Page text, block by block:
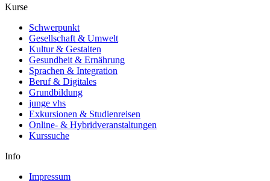
Kurse
Schwerpunkt
Gesellschaft & Umwelt
Kultur & Gestalten
Gesundheit & Ernährung
Sprachen & Integration
Beruf & Digitales
Grundbildung
junge vhs
Exkursionen & Studienreisen
Online- & Hybridveranstaltungen
Kurssuche
Info
Impressum